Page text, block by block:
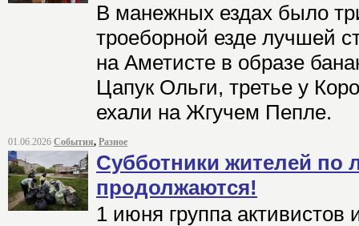
В манежных ездах было
троеборной езде лучшей
на Аметисте в образе
Цапук Ольги, третье у
ехали на Жгучем Пепле.
01.06.2026 События, Разное
Субботники жителей по
продолжаются!
1 июня группа